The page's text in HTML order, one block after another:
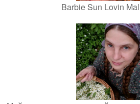
Barbie Sun Lovin